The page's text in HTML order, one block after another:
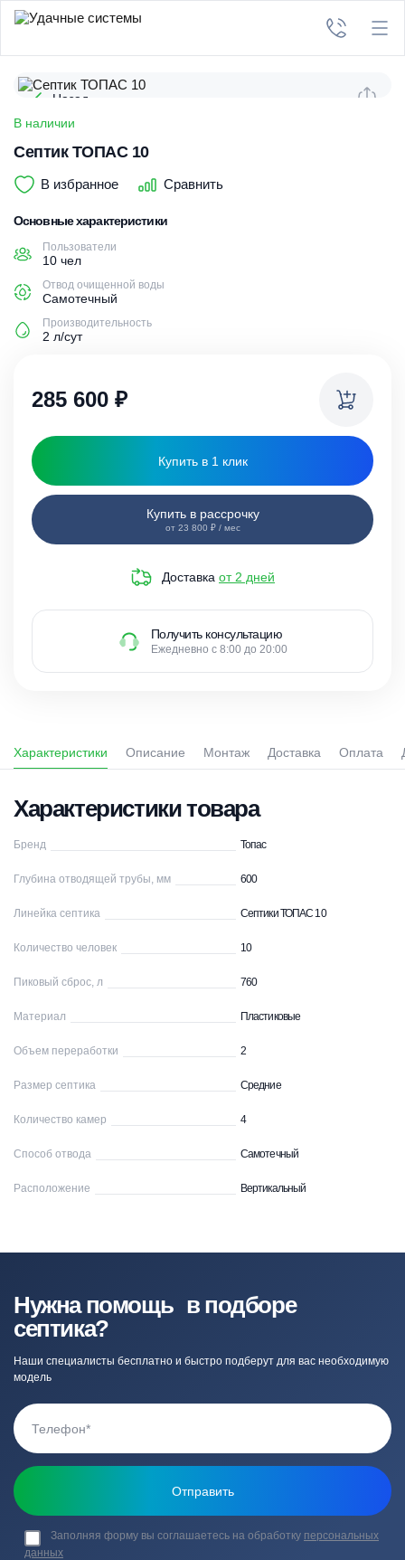
Назад
В наличии
Септик ТОПАС 10
В избранное Сравнить
Основные характеристики
Пользователи
10 чел
Отвод очищенной воды
Самотечный
Производительность
2 л/сут
285 600 ₽
Купить в 1 клик
Купить в рассрочку
от 23 800 ₽ / мес
Доставка от 2 дней
Получить консультацию
Ежедневно с 8:00 до 20:00
Характеристики Описание Монтаж Доставка Оплата
Характеристики товара
Бренд Топас
Глубина отводящей трубы, мм 600
Линейка септика Септики ТОПАС 10
Количество человек 10
Пиковый сброс, л 760
Материал Пластиковые
Объем переработки 2
Размер септика Средние
Количество камер 4
Способ отвода Самотечный
Расположение Вертикальный
Нужна помощь в подборе
септика?
Наши специалисты бесплатно и быстро подберут для вас необходимую
модель
Заполняя форму вы соглашаетесь на обработку персональных
данных